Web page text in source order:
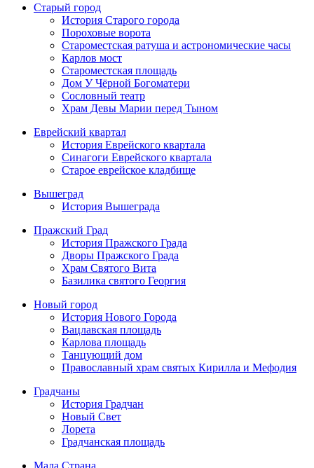
Старый город
История Старого города
Пороховые ворота
Староместская ратуша и астрономические часы
Карлов мост
Староместская площадь
Дом У Чёрной Богоматери
Сословный театр
Храм Девы Марии перед Тыном
Еврейский квартал
История Еврейского квартала
Синагоги Еврейского квартала
Старое еврейское кладбище
Вышеград
История Вышеграда
Пражский Град
История Пражского Града
Дворы Пражского Града
Храм Святого Вита
Базилика святого Георгия
Новый город
История Нового Города
Вацлавская площадь
Карлова площадь
Танцующий дом
Православный храм святых Кирилла и Мефодия
Градчаны
История Градчан
Новый Cвет
Лорета
Градчанская площадь
Мала Страна